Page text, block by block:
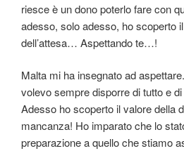
riesce è un dono poterlo fare con
adesso, solo adesso, ho scoperto
dell’attesa… Aspettando te…!
Malta mi ha insegnato ad
volevo sempre disporre di tutto e
Adesso ho scoperto il valore della
mancanza! Ho imparato che lo
preparazione a quello che stiamo